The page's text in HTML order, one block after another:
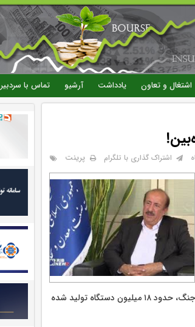
رفتن
به
محتوای
اصلی
اشتغال و تعاون یادداشت آرشیو تماس با سردبیر
اشتراک گذاری با تلگرام پرینت
حدود ۱۹ میلیون و ۳۲۸ هزار دستگاه بوده و در سال ۱۴۰۴ نیز با وجود دو جنگ، حدود ۱۸ میلیون دستگاه تولید شده